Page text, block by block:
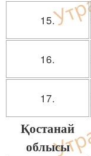
15.
16.
17.
Қостанай
облысы